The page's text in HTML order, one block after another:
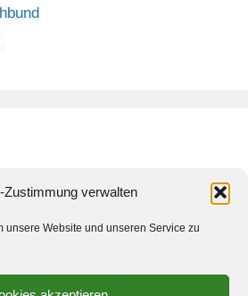
Zustimmung verwalten
unsere Website und unseren Service zu